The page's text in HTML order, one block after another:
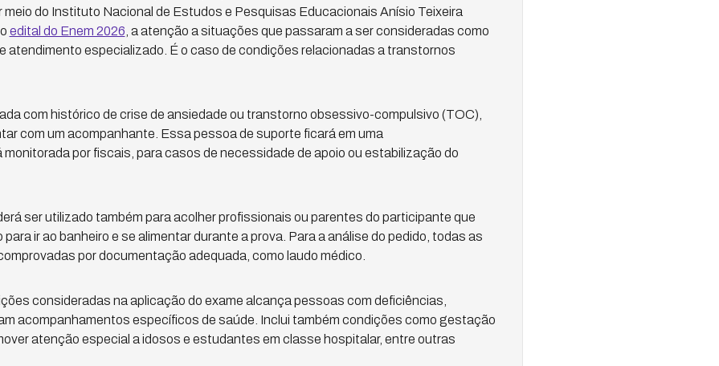
meio do Instituto Nacional de Estudos e Pesquisas Educacionais Anísio Teixeira
edital do Enem 2026 , a atenção a situações que passaram a ser consideradas como
atendimento especializado. É o caso de condições relacionadas a transtornos
com histórico de crise de ansiedade ou transtorno obsessivo-compulsivo (TOC),
com um acompanhante. Essa pessoa de suporte ficará em uma
monitorada por fiscais, para casos de necessidade de apoio ou estabilização do
ser utilizado também para acolher profissionais ou parentes do participante que
para ir ao banheiro e se alimentar durante a prova. Para a análise do pedido, todas as
por documentação adequada, como laudo médico.
consideradas na aplicação do exame alcança pessoas com deficiências,
acompanhamentos específicos de saúde. Inclui também condições como gestação
atenção especial a idosos e estudantes em classe hospitalar, entre outras